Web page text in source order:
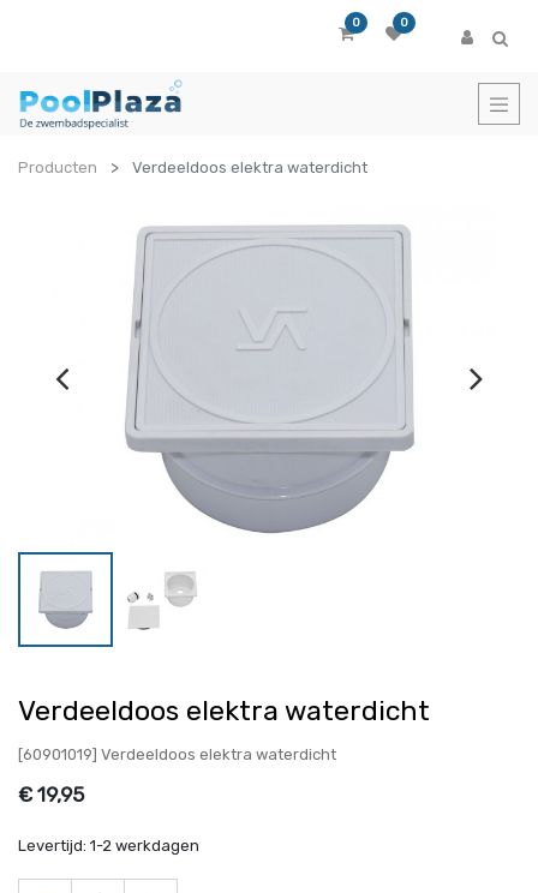
0 0
Producten Verdeeldoos elektra waterdicht
Verdeeldoos elektra waterdicht
[60901019] Verdeeldoos elektra waterdicht
€ 19,95
Levertijd: 1-2 werkdagen